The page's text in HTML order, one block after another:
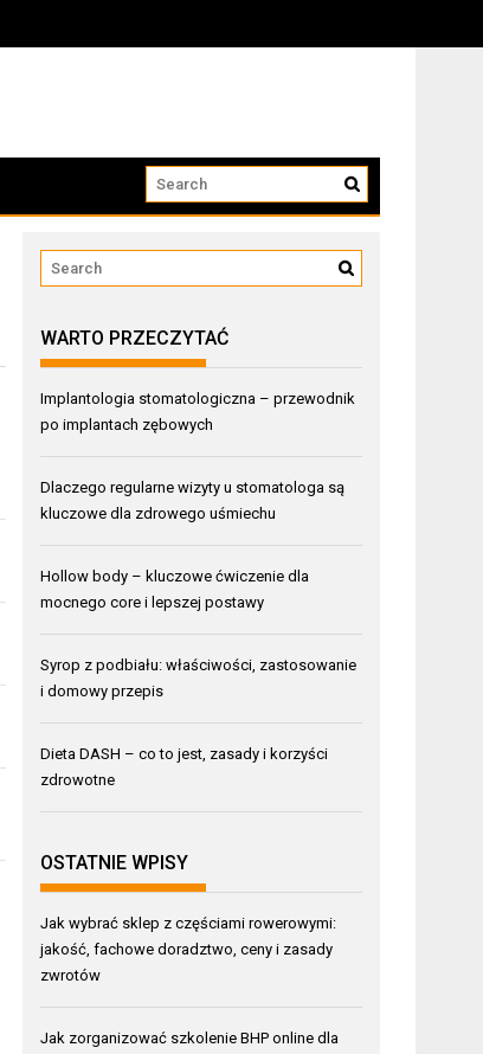
WARTO PRZECZYTAĆ
Implantologia stomatologiczna – przewodnik
po implantach zębowych
Dlaczego regularne wizyty u stomatologa są
kluczowe dla zdrowego uśmiechu
Hollow body – kluczowe ćwiczenie dla
mocnego core i lepszej postawy
Syrop z podbiału: właściwości, zastosowanie
i domowy przepis
Dieta DASH – co to jest, zasady i korzyści
zdrowotne
OSTATNIE WPISY
Jak wybrać sklep z częściami rowerowymi:
jakość, fachowe doradztwo, ceny i zasady
zwrotów
Jak zorganizować szkolenie BHP online dla